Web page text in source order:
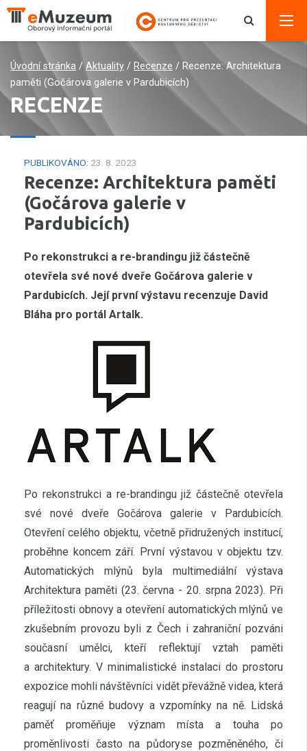
Úvodní stránka / Aktuality / Recenze / Recenze: Architektura
paměti (Gočárova galerie v Pardubicích)
RECENZE
PUBLIKOVÁNO: 23. 8. 2023
Recenze: Architektura paměti
(Gočárova galerie v
Pardubicích)
Po rekonstrukci a re-brandingu již částečně
otevřela své nové dveře Gočárova galerie v
Pardubicích. Její první výstavu recenzuje David
Bláha pro portál Artalk.
Po rekonstrukci a re-brandingu již částečně otevřela
své nové dveře Gočárova galerie v Pardubicích.
Otevření celého objektu, včetně přidružených institucí,
proběhne koncem září. První výstavou v objektu tzv.
Automatických mlýnů byla multimediální výstava
Architektura paměti (23. června - 20. srpna 2023). Při
příležitosti obnovy a otevření automatických mlýnů ve
zkušebním provozu byli z Čech i zahraniční pozváni
současní umělci, kteří reflektují vztah paměti
a architektury. V minimalistické instalaci do prostoru
expozice mohli návštěvníci vidět převážně videa, která
reagují na různé budovy a vzpomínky na ně. Lidská
paměť proměňuje význam místa a touha po
proměnlivosti často na půdoryse pozměněného, či